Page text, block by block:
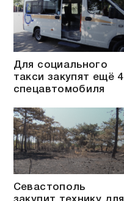
Для социального
такси закупят ещё 4
спецавтомобиля
Севастополь